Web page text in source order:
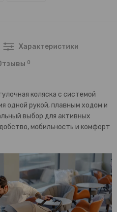
Характеристики
0
коляска с системой
одной рукой, плавным ходом и
выбор для активных
мобильность и комфорт